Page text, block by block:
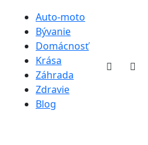
Auto-moto
Bývanie
Domácnosť
Krása
Záhrada
Zdravie
Blog